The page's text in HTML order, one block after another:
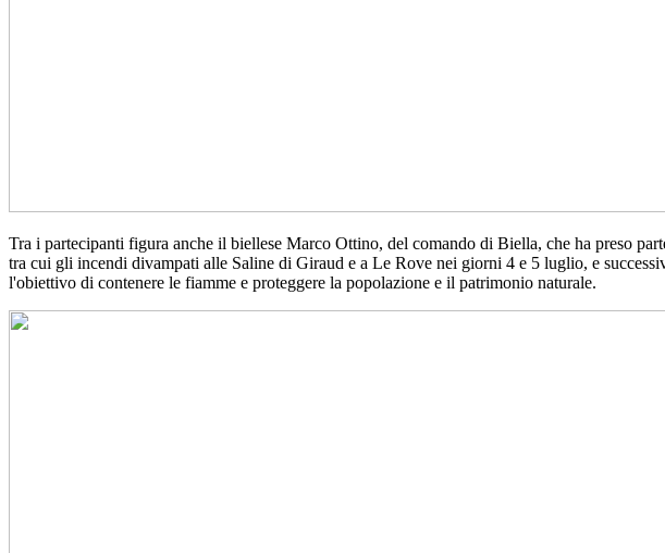
Tra i partecipanti figura anche il biellese Marco Ottino, del comando di Biella, che ha preso
tra cui gli incendi divampati alle Saline di Giraud e a Le Rove nei giorni 4 e 5 luglio, e
l'obiettivo di contenere le fiamme e proteggere la popolazione e il patrimonio naturale.